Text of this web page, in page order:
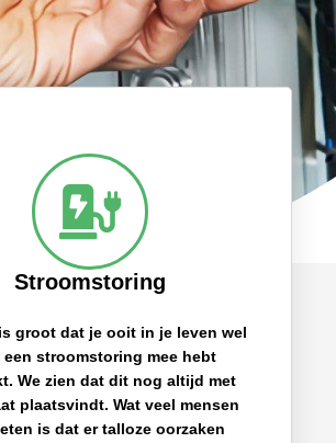
Stroomstoring
groot dat je ooit in je leven wel
een stroomstoring mee hebt
We zien dat dit nog altijd met
plaatsvindt. Wat veel mensen
is dat er talloze oorzaken